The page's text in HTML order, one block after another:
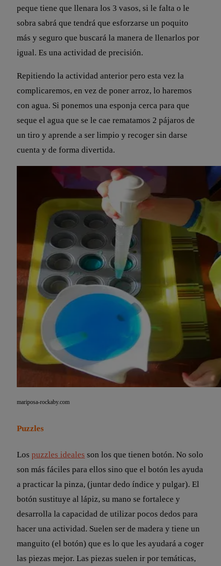
peque tiene que llenara los 3 vasos, si le falta o le
sobra sabrá que tendrá que esforzarse un poquito
más y seguro que buscará la manera de llenarlos por
igual. Es una actividad de precisión.
Repitiendo la actividad anterior pero esta vez la
complicaremos, en vez de poner arroz, lo haremos
con agua. Si ponemos una esponja cerca para que
seque el agua que se le cae rematamos 2 pájaros de
un tiro y aprende a ser limpio y recoger sin darse
cuenta y de forma divertida.
mariposa-rockaby.com
Puzzles
Lospuzzles ideales son los que tienen botón. No solo
son más fáciles para ellos sino que el botón les ayuda
a practicar la pinza, (juntar dedo índice y pulgar). El
botón sustituye al lápiz, su mano se fortalece y
desarrolla la capacidad de utilizar pocos dedos para
hacer una actividad. Suelen ser de madera y tiene un
manguito (el botón) que es lo que les ayudará a coger
las piezas mejor. Las piezas suelen ir por temáticas,